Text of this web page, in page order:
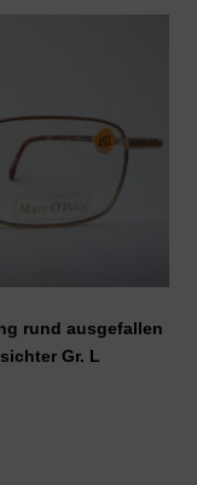
rund ausgefallen
Gr. L